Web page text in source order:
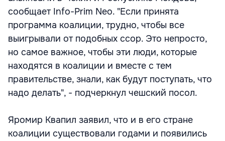
сообщает Info-Prim Neo. "Если принята
программа коалиции, трудно, чтобы все
выигрывали от подобных ссор. Это непросто,
но самое важное, чтобы эти люди, которые
находятся в коалиции и вместе с тем
правительстве, знали, как будут поступать, что
надо делать", - подчеркнул чешский посол.
Яромир Квапил заявил, что и в его стране
коалиции существовали годами и появились